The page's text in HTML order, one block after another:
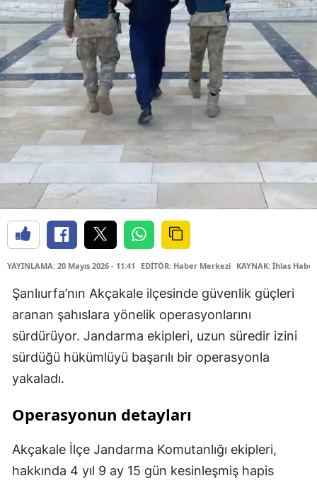
YAYINLAMA: 20 Mayıs 2026 - 11:41 EDİTÖR: Haber Merkezi KAYNAK: İhlas
Şanlıurfa’nın Akçakale ilçesinde güvenlik güçleri
aranan şahıslara yönelik operasyonlarını
sürdürüyor. Jandarma ekipleri, uzun süredir izini
sürdüğü hükümlüyü başarılı bir operasyonla
yakaladı.
Operasyonun detayları
Akçakale İlçe Jandarma Komutanlığı ekipleri,
hakkında 4 yıl 9 ay 15 gün kesinleşmiş hapis